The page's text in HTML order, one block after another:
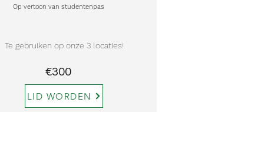
Op vertoon van studentenpas
Te gebruiken op onze 3 locaties!
€300
LID WORDEN